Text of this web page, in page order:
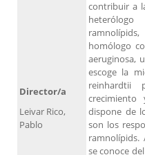
contribuir a
homólogo
aeruginosa,
escoge la
reinhardtii
dispone de
son los
ramnolípids.
se conoce
Director/a
Leivar Rico,
Pablo